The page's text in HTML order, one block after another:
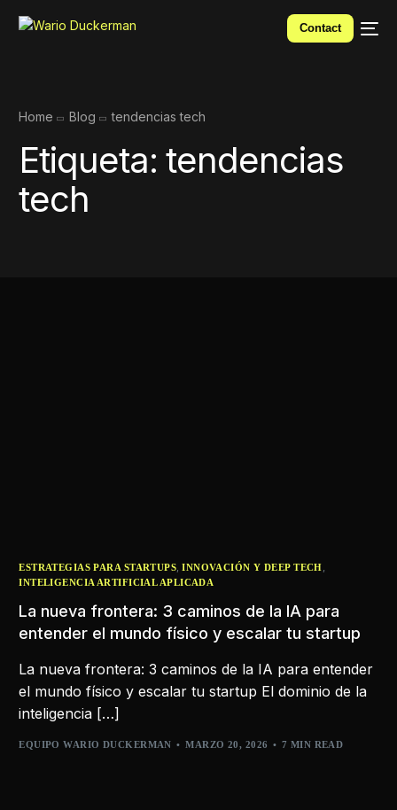
Contact
Home Blog tendencias tech
Etiqueta:tendencias
tech
ESTRATEGIAS PARA STARTUPS,INNOVACIÓN Y DEEP TECH,
INTELIGENCIA ARTIFICIAL APLICADA
La nueva frontera: 3 caminos de la IA para
entender el mundo físico y escalar tu startup
La nueva frontera: 3 caminos de la IA para entender
el mundo físico y escalar tu startup El dominio de la
inteligencia […]
EQUIPO WARIO DUCKERMAN MARZO 20, 2026 7 MIN READ